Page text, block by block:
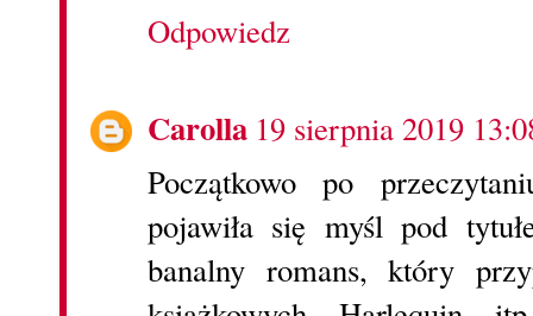
Odpowiedz
Carolla 19 sierpnia 2019
Początkowo po
pojawiła się myśl pod
banalny romans, który